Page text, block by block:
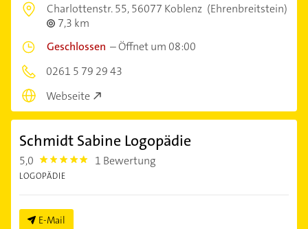
Charlottenstr. 55,56077 Koblenz (Ehrenbreitstein)
7,3 km
Geschlossen –Öffnet um 08:00
0261 5 79 29 43
Webseite
Schmidt Sabine Logopädie
5,0 5.0 1 Bewertung
LOGOPÄDIE
E-Mail